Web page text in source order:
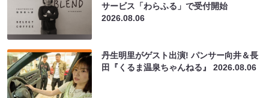
サービス「わらふる」で受付開始
2026.08.06
丹生明里がゲスト出演! パンサー向井＆長
田『くるま温泉ちゃんねる』2026.08.06